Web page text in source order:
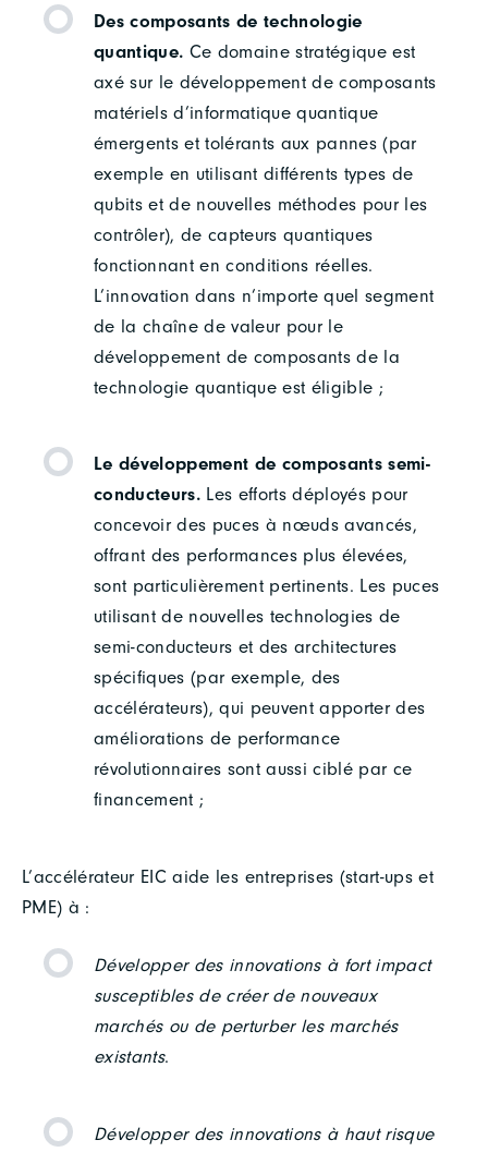
Des composants de technologie
quantique. Ce domaine stratégique est
axé sur le développement de composants
matériels d’informatique quantique
émergents et tolérants aux pannes (par
exemple en utilisant différents types de
qubits et de nouvelles méthodes pour les
contrôler), de capteurs quantiques
fonctionnant en conditions réelles.
L’innovation dans n’importe quel segment
de la chaîne de valeur pour le
développement de composants de la
technologie quantique est éligible ;
Le développement de composants semi-
conducteurs. Les efforts déployés pour
concevoir des puces à nœuds avancés,
offrant des performances plus élevées,
sont particulièrement pertinents. Les puces
utilisant de nouvelles technologies de
semi-conducteurs et des architectures
spécifiques (par exemple, des
accélérateurs), qui peuvent apporter des
améliorations de performance
révolutionnaires sont aussi ciblé par ce
financement ;
L’accélérateur EIC aide les entreprises (start-ups et
PME) à :
Développer des innovations à fort impact
susceptibles de créer de nouveaux
marchés ou de perturber les marchés
existants.
Développer des innovations à haut risque